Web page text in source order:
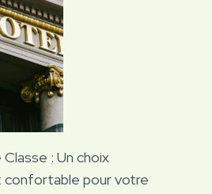
: Un choix
confortable pour votre